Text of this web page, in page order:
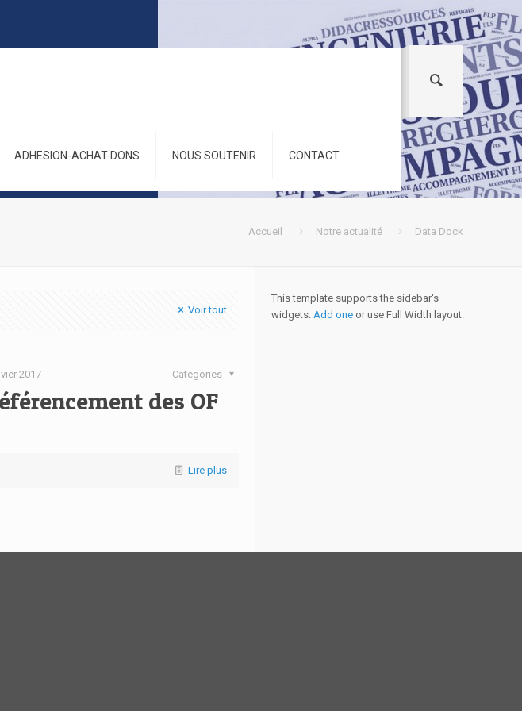
ADHESION-ACHAT-DONS NOUS SOUTENIR CONTACT
Accueil Notre actualité Data Dock
Voir tout
2017 Categories
des OF
Lire plus
This template supports the sidebar's
widgets. Add oneor use Full Width layout.